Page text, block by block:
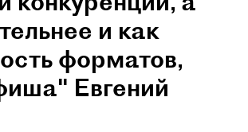
и как
форматов,
Евгений